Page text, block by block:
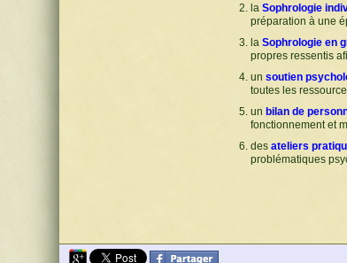
laSophrologie
préparation à une
laSophrologie en
propres ressentis
unsoutien
toutes les
unbilan de
fonctionnement et
desateliers
problématiques